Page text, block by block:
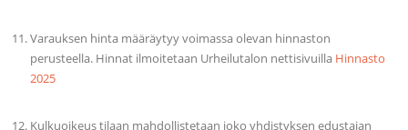
Varauksen hinta määräytyy voimassa olevan hinnaston
perusteella. Hinnat ilmoitetaan Urheilutalon nettisivuilla Hinnasto
2025
Kulkuoikeus tilaan mahdollistetaan joko yhdistyksen edustajan